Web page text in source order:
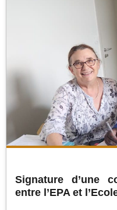
Signature d’une
entre l’EPA et